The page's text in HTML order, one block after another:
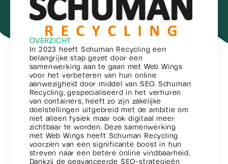
OVERZICHT
In 2023 heeft Schuman Recycling een
belangrijke stap gezet door een
samenwerking aan te gaan met Web Wings
voor het verbeteren van hun online
aanwezigheid door middel van SEO. Schuman
Recycling, gespecialiseerd in het verhuren
van containers, heeft zo zijn zakelijke
doelstellingen uitgebreid met de ambitie om
niet alleen fysiek maar ook digitaal meer
zichtbaar te worden. Deze samenwerking
met Web Wings heeft Schuman Recycling
voorzien van een significante boost in hun
streven naar een betere online vindbaarheid.
Dankzij de geavanceerde SEO-strategieën